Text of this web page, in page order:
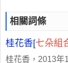
相關詞條
桂花香[七朵組
桂花香，2013年